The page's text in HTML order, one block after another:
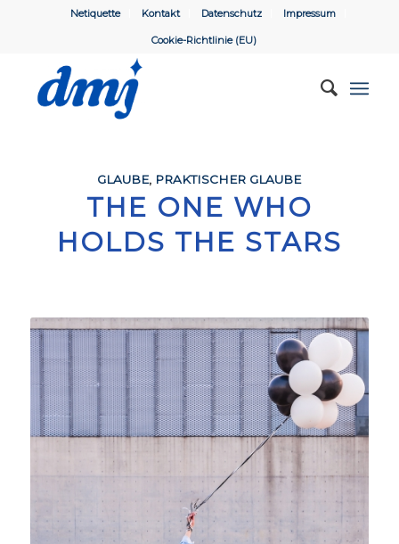
Netiquette Kontakt Datenschutz Impressum
Cookie-Richtlinie (EU)
GLAUBE, PRAKTISCHER GLAUBE
THE ONE WHO
HOLDS THE STARS